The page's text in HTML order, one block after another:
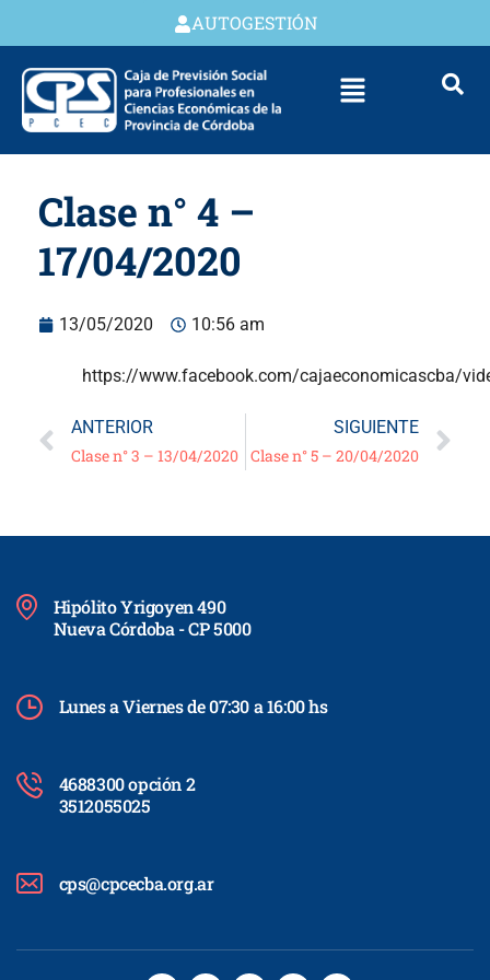
AUTOGESTIÓN
Clase n° 4 –
17/04/2020
13/05/2020 10:56 am
https://www.facebook.com/cajaeconomicascba/
ANTERIOR
Clase n° 3 – 13/04/2020
SIGUIENTE
Clase n° 5 – 20/04/2020
Hipólito Yrigoyen 490
Nueva Córdoba - CP 5000
Lunes a Viernes de 07:30 a 16:00 hs
4688300 opción 2
3512055025
cps@cpcecba.org.ar